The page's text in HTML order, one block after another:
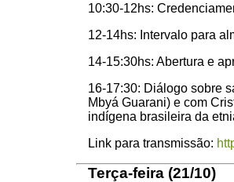
10:30-12hs:
12-14hs: Intervalo para
14-15:30hs: Abertura e
16-17:30: Diálogo sobre
Mbyá Guarani) e com
indígena brasileira da
Link para transmissão:
Terça-feira (21/10)